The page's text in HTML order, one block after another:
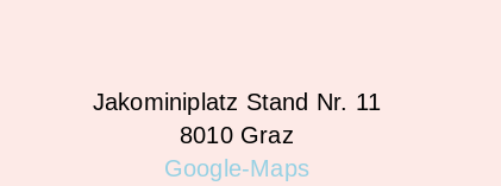
Jakominiplatz Stand Nr. 11
8010 Graz
Google-Maps